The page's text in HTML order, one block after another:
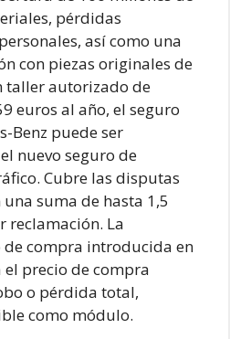
pérdidas
así como una
con piezas originales de
taller autorizado de
euros al año, el seguro
Benz puede ser
nuevo seguro de
Cubre las disputas
suma de hasta 1,5
reclamación. La
compra introducida en
precio de compra
o pérdida total,
como módulo.